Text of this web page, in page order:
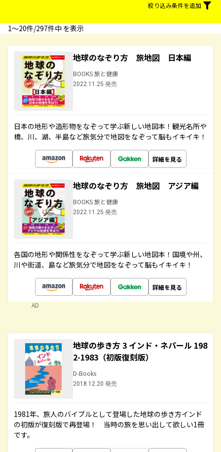
絞り込み条件を追加
1〜20件/297件中 を表示
地球のなぞり方 旅地図 日本編
BOOKS 旅と健康
2022.11.25 発売
日本の地形や造形物をなぞって学ぶ新しい地図本！観光名所や
橋、川、湖、半島など旅気分で地図をなぞって脳もイキイキ！
詳細を見る
地球のなぞり方 旅地図 アジア編
BOOKS 旅と健康
2022.11.25 発売
各国の地形や関係性をなぞって学ぶ新しい地図本！国境や州、
川や街道、島など旅気分で地図をなぞって脳もイキイキ！
詳細を見る
AD
地球の歩き方 3 インド・ネパール 198
2-1983（初版復刻版）
D-Books
2018.12.20 発売
1981年、旅人のバイブルとして登場した地球の歩き方インド
の初版が復刻版で再登場！ 当時の旅を思い出して欲しい1冊
です。